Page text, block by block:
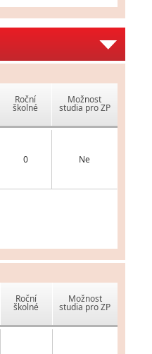
Roční
školné
Možnost
studia pro ZP
0 Ne
Roční
školné
Možnost
studia pro ZP